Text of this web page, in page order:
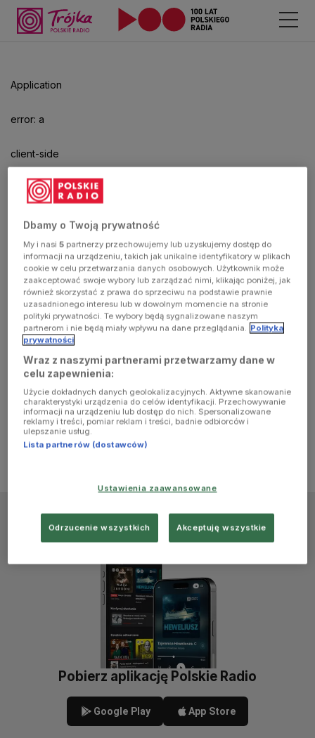
Application
error: a
client-side
exception
has
occurred
(see the
browser
console for
more
information)
aby
odtwarzać.
Pobierz aplikację Polskie Radio
Google Play App Store
Dbamy o Twoją prywatność
My i nasi5 partnerzy przechowujemy lub uzyskujemy dostęp do
informacji na urządzeniu, takich jak unikalne identyfikatory w plikach
cookie w celu przetwarzania danych osobowych. Użytkownik może
zaakceptować swoje wybory lub zarządzać nimi, klikając poniżej, jak
również skorzystać z prawa do sprzeciwu na podstawie prawnie
uzasadnionego interesu lub w dowolnym momencie na stronie
polityki prywatności. Te wybory będą sygnalizowane naszym
partnerom i nie będą miały wpływu na dane przeglądania. Polityka
prywatności
Wraz z naszymi partnerami przetwarzamy dane w
celu zapewnienia:
Użycie dokładnych danych geolokalizacyjnych. Aktywne skanowanie
charakterystyki urządzenia do celów identyfikacji. Przechowywanie
informacji na urządzeniu lub dostęp do nich. Spersonalizowane
reklamy i treści, pomiar reklam i treści, badnie odbiorców i
ulepszanie usług.
Lista partnerów (dostawców)
Ustawienia zaawansowane
Odrzucenie wszystkich Akceptuję wszystkie